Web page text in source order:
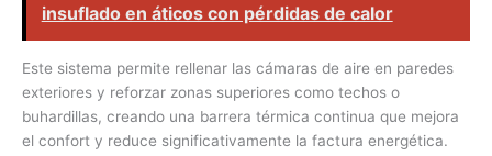
insuflado en áticos con pérdidas de calor
Este sistema permite rellenar las cámaras de aire en paredes
exteriores y reforzar zonas superiores como techos o
buhardillas, creando una barrera térmica continua que mejora
el confort y reduce significativamente la factura energética.